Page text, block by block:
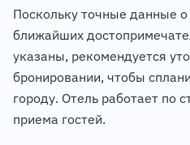
Поскольку точные данные
ближайших
указаны, рекомендуется
бронировании, чтобы
городу. Отель работает по
приема гостей.